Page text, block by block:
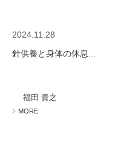
2024.11.28
針供養と身体の休息...
福田 貴之
MORE